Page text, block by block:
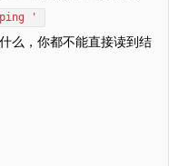
'
么，你都不能直接读到结